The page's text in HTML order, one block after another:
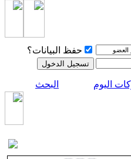
حفظ البيانات؟
اليوم البحث